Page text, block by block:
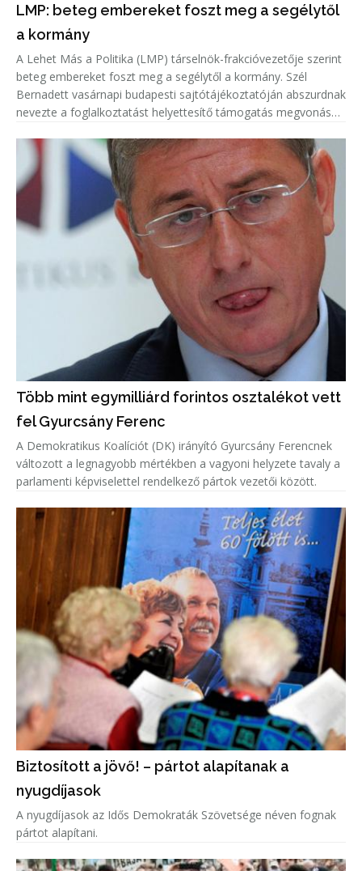
LMP: beteg embereket foszt meg a segélytől
a kormány
A Lehet Más a Politika (LMP) társelnök-frakcióvezetője szerint
beteg embereket foszt meg a segélytől a kormány. Szél
Bernadett vasárnapi budapesti sajtótájékoztatóján abszurdnak
nevezte a foglalkoztatást helyettesítő támogatás megvonását
Több mint egymilliárd forintos osztalékot vett
fel Gyurcsány Ferenc
A Demokratikus Koalíciót (DK) irányító Gyurcsány Ferencnek
változott a legnagyobb mértékben a vagyoni helyzete tavaly a
parlamenti képviselettel rendelkező pártok vezetői között.
Biztosított a jövő! – pártot alapítanak a
nyugdíjasok
A nyugdíjasok az Idős Demokraták Szövetsége néven fognak
pártot alapítani.